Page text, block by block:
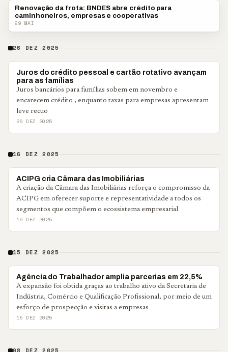
ECONOMIA
Renovação da frota: BNDES abre crédito para
caminhoneiros, empresas e cooperativas
29 MAI
26 DEZ 2025
BRASIL
Juros do crédito pessoal e cartão rotativo avançam
para as famílias
Juros bancários para famílias sobem em novembro e
encarecem crédito , enquanto taxas para empresas apresentam
leve recuo
26 DEZ 2025
16 DEZ 2025
PONTA GROSSA
ACIPG cria Câmara das Imobiliárias
A criação da Câmara das Imobiliárias reforça o compromisso da
ACIPG em oferecer suporte e representatividade a todos os
segmentos que compõem o ecossistema empresarial
16 DEZ 2025
15 DEZ 2025
PONTA GROSSA
Agência do Trabalhador amplia parcerias em 22,5%
A expansão foi obtida graças ao trabalho ativo da Secretaria de
Indústria, Comércio e Qualificação Profissional, por meio de um
esforço de prospecção e visitas a empresas
15 DEZ 2025